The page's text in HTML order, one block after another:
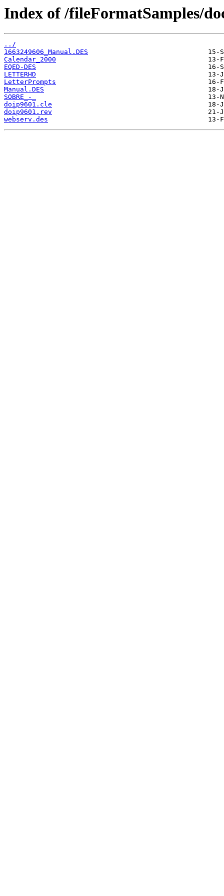
Index of /fileFormatSamples/
../
1663249606_Manual.DES
Calendar_2000
EQED-DES
LETTERHD
LetterPrompts
Manual.DES
SOBRE_-_
doip9601.cle
doip9601.rev
webserv.des